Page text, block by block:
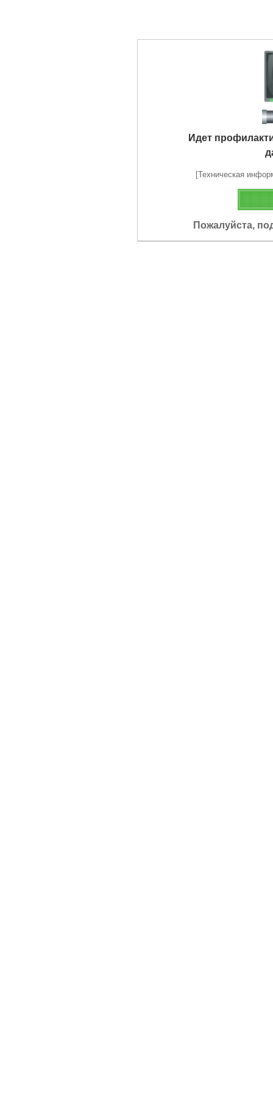
Идет
[Техническая
Пожалуйста,